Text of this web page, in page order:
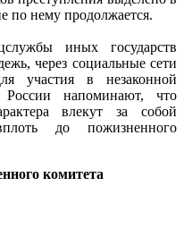
по нему продолжается.
иных государств
через социальные сети
участия в незаконной
России напоминают, что
влекут за собой
до пожизненного
комитета